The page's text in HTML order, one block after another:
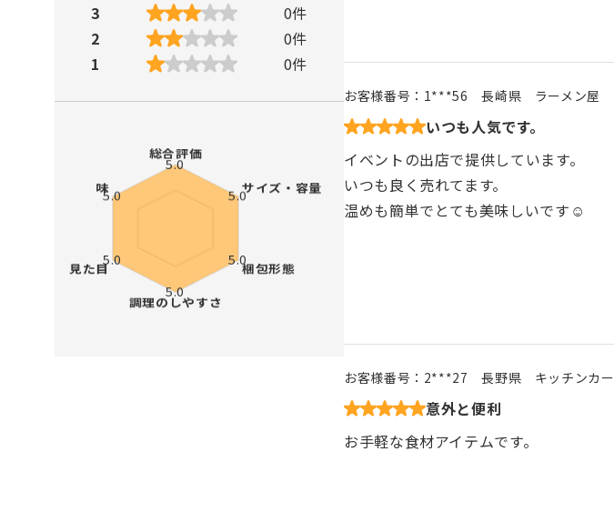
3
0件
2
0件
1
0件
お客様番号： 1***56 長崎県 ラーメン屋
いつも人気です。
イベントの出店で提供しています。
いつも良く売れてます。
温めも簡単でとても美味しいです☺️
お客様番号： 2***27 長野県 キッチンカー
意外と便利
お手軽な食材アイテムです。